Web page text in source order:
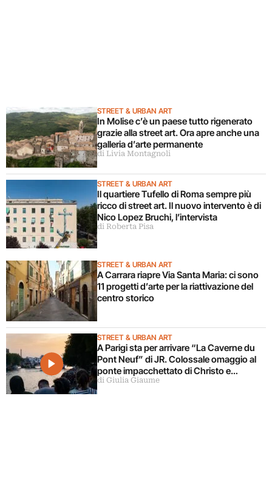
STREET & URBAN ART
In Molise c’è un paese tutto rigenerato
grazie alla street art. Ora apre anche una
galleria d’arte permanente
di Livia Montagnoli
STREET & URBAN ART
Il quartiere Tufello di Roma sempre più
ricco di street art. Il nuovo intervento è di
Nico Lopez Bruchi, l’intervista
di Roberta Pisa
STREET & URBAN ART
A Carrara riapre Via Santa Maria: ci sono
11 progetti d’arte per la riattivazione del
centro storico
STREET & URBAN ART
A Parigi sta per arrivare “La Caverne du
Pont Neuf” di JR. Colossale omaggio al
ponte impacchettato di Christo e
Jeanne-Claude
di Giulia Giaume